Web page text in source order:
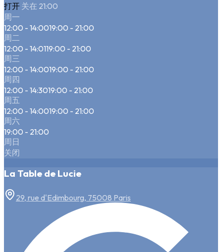
打开 关在 21:00
周一
12:00 - 14:0019:00 - 21:00
周二
12:00 - 14:0119:00 - 21:00
周三
12:00 - 14:0019:00 - 21:00
周四
12:00 - 14:3019:00 - 21:00
周五
12:00 - 14:0019:00 - 21:00
周六
19:00 - 21:00
周日
关闭
La Table de Lucie
29, rue d'Edimbourg, 75008 Paris